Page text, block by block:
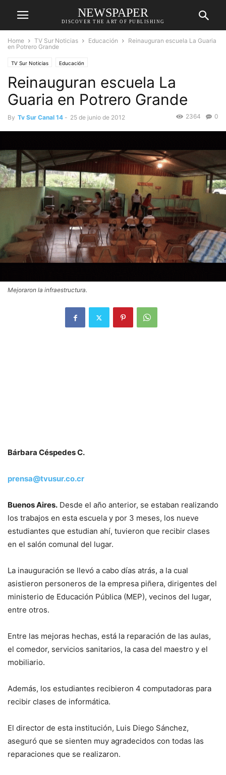
NEWSPAPER
DISCOVER THE ART OF PUBLISHING
Home TV Sur Noticias Educación
Reinauguran escuela La Guaria
en Potrero Grande
TV Sur Noticias Educación
Reinauguran escuela La
Guaria en Potrero Grande
By Tv Sur Canal 14 - 25 de junio de 2012 0
2364
Mejoraron la infraestructura.
Bárbara Céspedes C.
prensa@tvusur.co.cr
Buenos Aires. Desde el año anterior, se estaban realizando
los trabajos en esta escuela y por 3 meses, los nueve
estudiantes que estudian ahí, tuvieron que recibir clases
en el salón comunal del lugar.
La inauguración se llevó a cabo días atrás, a la cual
asistieron personeros de la empresa piñera, dirigentes del
ministerio de Educación Pública (MEP), vecinos del lugar,
entre otros.
Entre las mejoras hechas, está la reparación de las aulas,
el comedor, servicios sanitarios, la casa del maestro y el
mobiliario.
Además, los estudiantes recibieron 4 computadoras para
recibir clases de informática.
El director de esta institución, Luis Diego Sánchez,
aseguró que se sienten muy agradecidos con todas las
reparaciones que se realizaron.